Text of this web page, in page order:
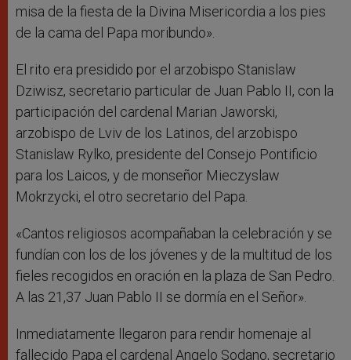
misa de la fiesta de la Divina Misericordia a los pies
de la cama del Papa moribundo».
El rito era presidido por el arzobispo Stanislaw
Dziwisz, secretario particular de Juan Pablo II, con la
participación del cardenal Marian Jaworski,
arzobispo de Lviv de los Latinos, del arzobispo
Stanislaw Rylko, presidente del Consejo Pontificio
para los Laicos, y de monseñor Mieczyslaw
Mokrzycki, el otro secretario del Papa.
«Cantos religiosos acompañaban la celebración y se
fundían con los de los jóvenes y de la multitud de los
fieles recogidos en oración en la plaza de San Pedro.
A las 21,37 Juan Pablo II se dormía en el Señor».
Inmediatamente llegaron para rendir homenaje al
fallecido Papa el cardenal Angelo Sodano, secretario